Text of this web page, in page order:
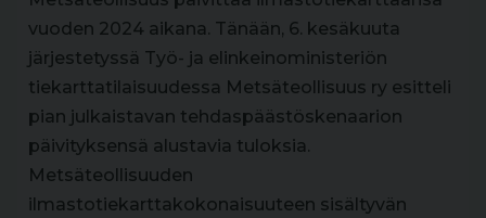
vuoden 2024 aikana. Tänään, 6. kesäkuuta
järjestetyssä Työ- ja elinkeinoministeriön
tiekarttatilaisuudessa Metsäteollisuus ry esitteli
pian julkaistavan tehdaspäästöskenaarion
päivityksensä alustavia tuloksia.
Metsäteollisuuden
ilmastotiekarttakokonaisuuteen sisältyvän